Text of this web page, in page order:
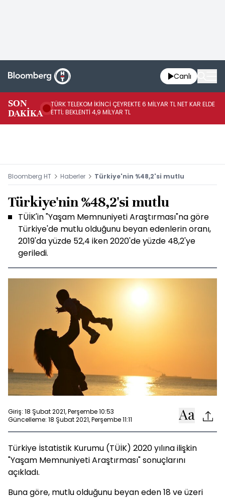
Canlı
SON
DAKİKA
TÜRK TELEKOM İKİNCİ ÇEYREKTE 6 MİLYAR TL NET KAR ELDE
ETTİ; BEKLENTİ 4,9 MİLYAR TL
Bloomberg HT Haberler Türkiye'nin %48,2'si mutlu
Türkiye'nin %48,2'si mutlu
TÜİK'in "Yaşam Memnuniyeti Araştırması"na göre
Türkiye'de mutlu olduğunu beyan edenlerin oranı,
2019'da yüzde 52,4 iken 2020'de yüzde 48,2'ye
geriledi.
Giriş: 18 Şubat 2021, Perşembe 10:53
Güncelleme: 18 Şubat 2021, Perşembe 11:11
Türkiye İstatistik Kurumu (TÜİK) 2020 yılına ilişkin
"Yaşam Memnuniyeti Araştırması" sonuçlarını
açıkladı.
Buna göre, mutlu olduğunu beyan eden 18 ve üzeri